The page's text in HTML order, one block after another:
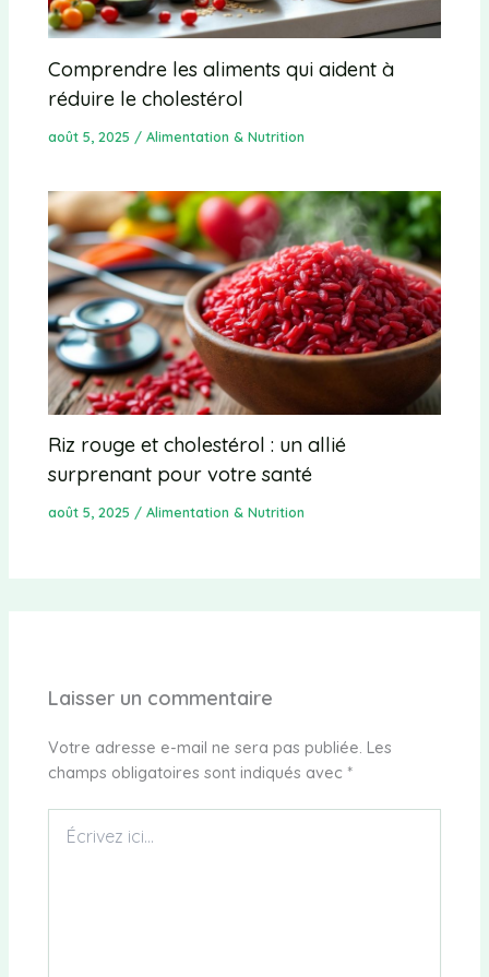
Comprendre les aliments qui aident à
réduire le cholestérol
août 5, 2025 /Alimentation & Nutrition
Riz rouge et cholestérol : un allié
surprenant pour votre santé
août 5, 2025 /Alimentation & Nutrition
Laisser un commentaire
Votre adresse e-mail ne sera pas publiée. Les
champs obligatoires sont indiqués avec *
ici…